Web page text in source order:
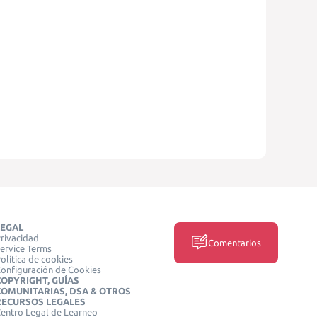
Terms
de cookies
de Cookies
GUÍAS
DSA & OTROS
LEGALES
Legal de Learneo
Comentarios